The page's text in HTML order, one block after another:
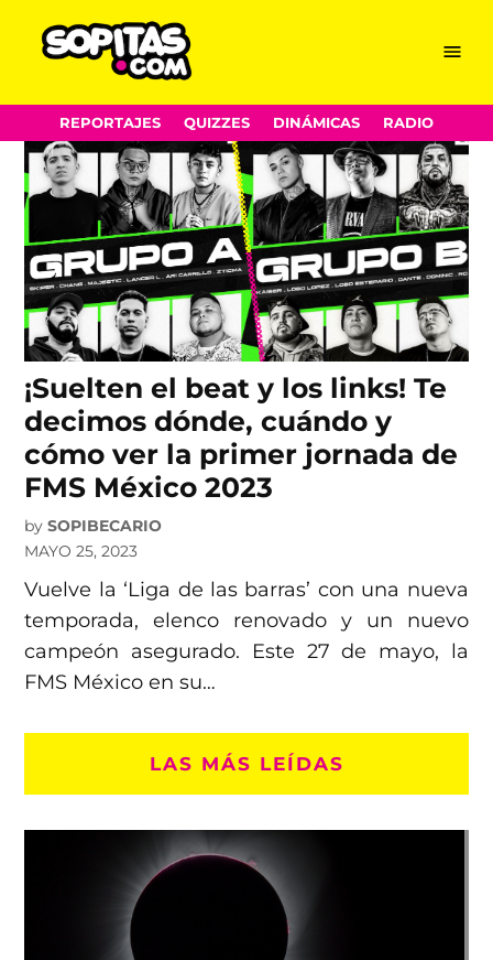
content
Menu
REPORTAJES QUIZZES DINÁMICAS RADIO
Lobo Estepario
¡Suelten el beat y los links! Te
decimos dónde, cuándo y
cómo ver la primer jornada de
FMS México 2023
by SOPIBECARIO
MAYO 25, 2023
Vuelve la ‘Liga de las barras’ con una nueva
temporada, elenco renovado y un nuevo
campeón asegurado. Este 27 de mayo, la
FMS México en su…
LAS MÁS LEÍDAS